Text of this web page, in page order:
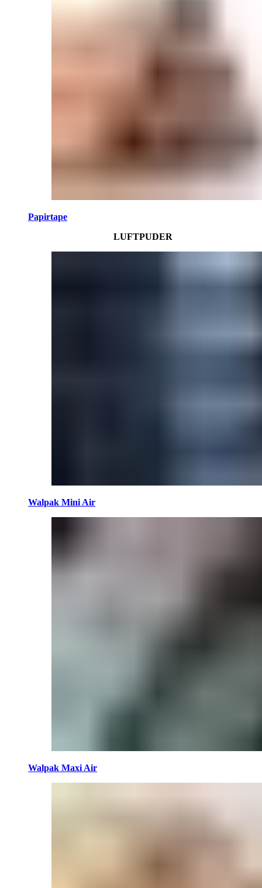
Papirtape
LUFTPUDER
Walpak Mini Air
Walpak Maxi Air